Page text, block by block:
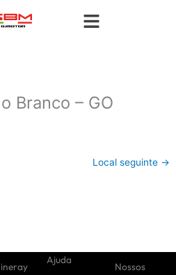
Branco – GO
Local seguinte →
Ajuda
Nossos